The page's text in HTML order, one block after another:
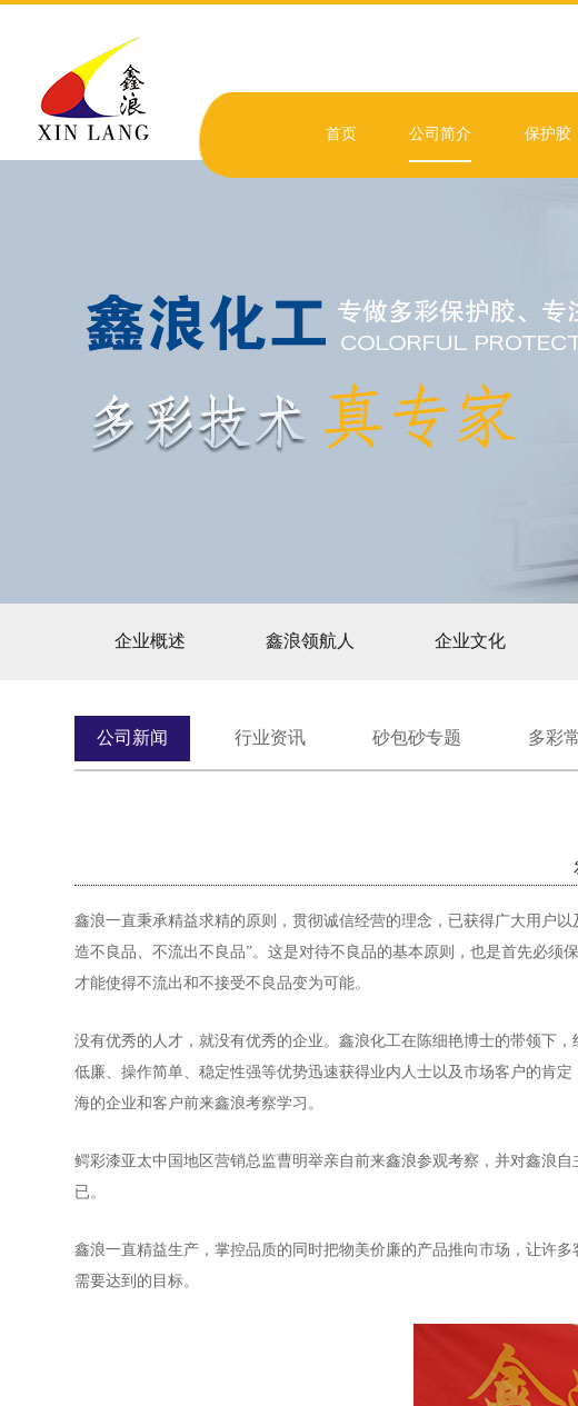
首页 公司简介 保护胶
企业概述 鑫浪领航人 企业文化
公司新闻 行业资讯 砂包砂专题 多彩
鑫浪一直秉承精益求精的原则，贯彻诚信经营的理念，已获得广大用户
造不良品、不流出不良品”。这是对待不良品的基本原则，也是首先必
才能使得不流出和不接受不良品变为可能。
没有优秀的人才，就没有优秀的企业。鑫浪化工在陈细艳博士的带领下
低廉、操作简单、稳定性强等优势迅速获得业内人士以及市场客户的肯
海的企业和客户前来鑫浪考察学习。
鳄彩漆亚太中国地区营销总监曹明举亲自前来鑫浪参观考察，并对鑫浪
已。
鑫浪一直精益生产，掌控品质的同时把物美价廉的产品推向市场，让许
需要达到的目标。